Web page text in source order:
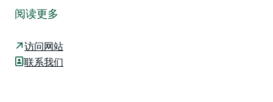
莱特峡谷。如今，您可以在蓝山国家公园的尼平观景台欣
赏到这片地貌和秀丽的山景。这里是自驾游览风景如画的
格伦布鲁克地区的绝佳休憩站。
一条短而轻松的步道通往没有围栏的观景台，在那里，您
阅读更多
访问网站
联系我们